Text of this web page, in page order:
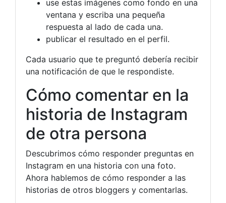
use estas imágenes como fondo en una
ventana y escriba una pequeña
respuesta al lado de cada una.
publicar el resultado en el perfil.
Cada usuario que te preguntó debería recibir
una notificación de que le respondiste.
Cómo comentar en la
historia de Instagram
de otra persona
Descubrimos cómo responder preguntas en
Instagram en una historia con una foto.
Ahora hablemos de cómo responder a las
historias de otros bloggers y comentarlas.